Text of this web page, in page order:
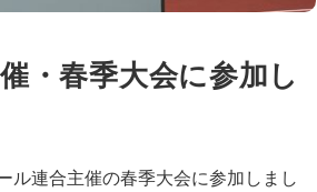
・春季大会に参加し
ル連合主催の春季大会に参加しまし